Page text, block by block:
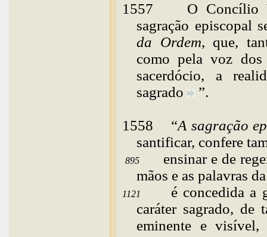
1557
O Concílio
sagração episcopal
da Ordem, que,
como pela voz dos
sacerdócio, a
sagrado
”.
1558 “A sagração
santificar, confere
895 ensinar e de
mãos e as palavras
1121 é concedida a
caráter sagrado, de
eminente e